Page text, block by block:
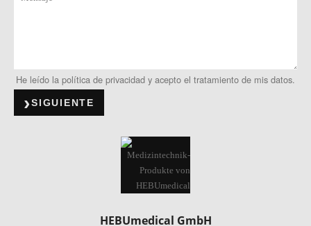
He leído la política de privacidad y acepto el tratamiento de mis datos.
SIGUIENTE
HEBUmedical GmbH